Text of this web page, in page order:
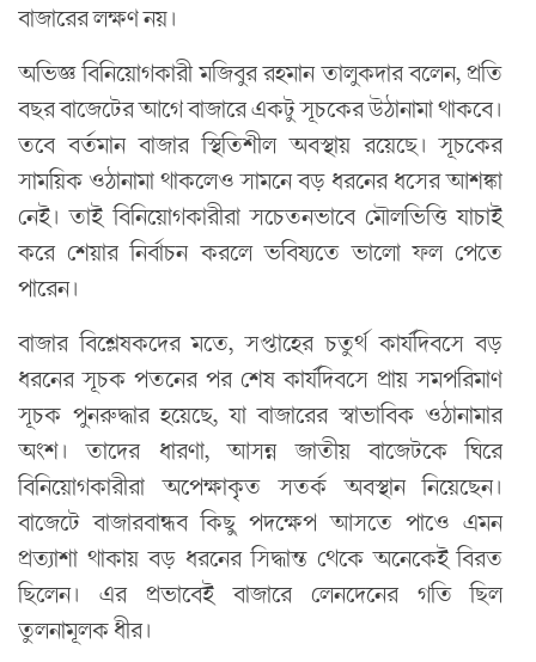
বাজারের লক্ষণ নয়।
অভিজ্ঞ বিনিয়োগকারী মজিবুর রহমান তালুকদার বলেন, প্রতি
বছর বাজেটের আগে বাজারে একটু সূচকের উঠানামা থাকবে।
তবে বর্তমান বাজার স্থিতিশীল অবস্থায় রয়েছে। সূচকের
সাময়িক ওঠানামা থাকলেও সামনে বড় ধরনের ধসের আশঙ্কা
নেই। তাই বিনিয়োগকারীরা সচেতনভাবে মৌলভিত্তি যাচাই
করে শেয়ার নির্বাচন করলে ভবিষ্যতে ভালো ফল পেতে
পারেন।
বাজার বিশ্লেষকদের মতে, সপ্তাহের চতুর্থ কার্যদিবসে বড়
ধরনের সূচক পতনের পর শেষ কার্যদিবসে প্রায় সমপরিমাণ
সূচক পুনরুদ্ধার হয়েছে, যা বাজারের স্বাভাবিক ওঠানামার
অংশ। তাদের ধারণা, আসন্ন জাতীয় বাজেটকে ঘিরে
বিনিয়োগকারীরা অপেক্ষাকৃত সতর্ক অবস্থান নিয়েছেন।
বাজেটে বাজারবান্ধব কিছু পদক্ষেপ আসতে পাওে এমন
প্রত্যাশা থাকায় বড় ধরনের সিদ্ধান্ত থেকে অনেকেই বিরত
ছিলেন। এর প্রভাবেই বাজারে লেনদেনের গতি ছিল
তুলনামূলক ধীর।